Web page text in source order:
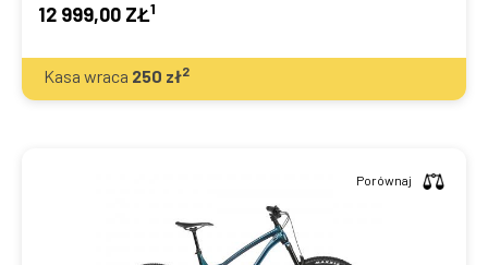
12 999,00 ZŁ1
Kasa wraca 250 zł2
Porównaj